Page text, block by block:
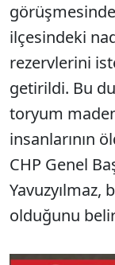
ilçesindeki
rezervlerini
getirildi. Bu
toryum
insanlarının
CHP Genel
Yavuzyılmaz,
olduğunu